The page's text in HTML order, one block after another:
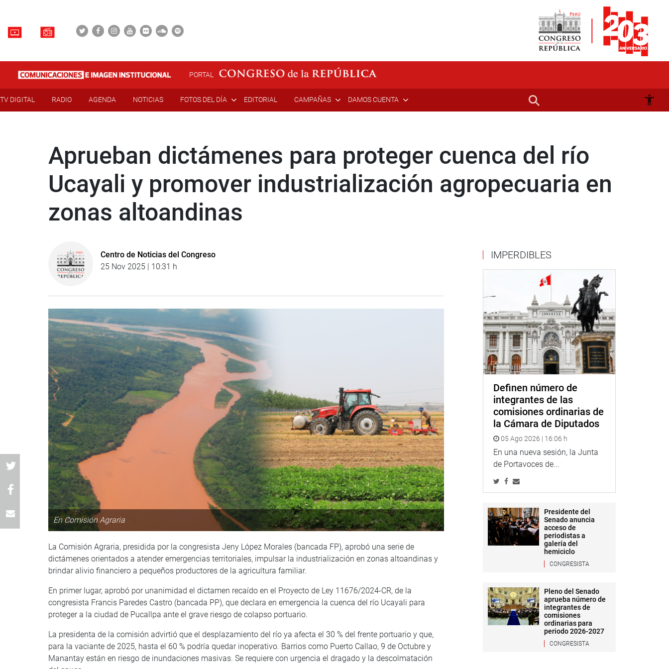
PORTAL
TV DIGITAL RADIO AGENDA NOTICIAS FOTOS DEL DÍA EDITORIAL CAMPAÑAS DAMOS CUENTA
Aprueban dictámenes para proteger cuenca del río
Ucayali y promover industrialización agropecuaria en
zonas altoandinas
Centro de Noticias del Congreso
25 Nov 2025 | 10:31 h
En Comisión Agraria
La Comisión Agraria, presidida por la congresista Jeny López Morales (bancada FP), aprobó una serie de
dictámenes orientados a atender emergencias territoriales, impulsar la industrialización en zonas altoandinas y
brindar alivio financiero a pequeños productores de la agricultura familiar.
En primer lugar, aprobó por unanimidad el dictamen recaído en el Proyecto de Ley 11676/2024-CR, de la
congresista Francis Paredes Castro (bancada PP), que declara en emergencia la cuenca del río Ucayali para
proteger a la ciudad de Pucallpa ante el grave riesgo de colapso portuario.
La presidenta de la comisión advirtió que el desplazamiento del río ya afecta el 30 % del frente portuario y que,
para la vaciante de 2025, hasta el 60 % podría quedar inoperativo. Barrios como Puerto Callao, 9 de Octubre y
Manantay están en riesgo de inundaciones masivas. Se requiere con urgencia el dragado y la descolmatación
IMPERDIBLES
Definen número de
integrantes de las
comisiones ordinarias de
la Cámara de Diputados
05 Ago 2026 | 16:06 h
En una nueva sesión, la Junta
de Portavoces de...
Presidente del
Senado anuncia
acceso de
periodistas a
galería del
hemiciclo
CONGRESISTA
Pleno del Senado
aprueba número de
integrantes de
comisiones
ordinarias para
periodo 2026-2027
CONGRESISTA